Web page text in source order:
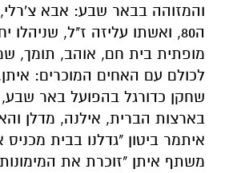
והמזוהה בבאר שבע: אבא
ה80, ואשתו עליזה ז"ל, שניהלו
מופתית בית חם, אוהב, תומך,
לכולם עם האחים המוכרים:
שחקן כדורגל בהפועל באר שבע,
בארצות הברית, אילנה, מדלן
משתף איתן "זוכרת את